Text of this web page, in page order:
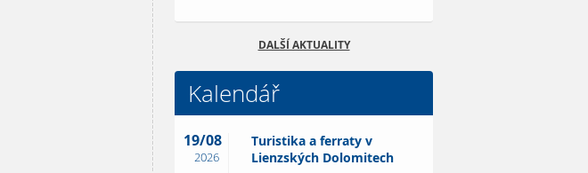
DALŠÍ AKTUALITY
Kalendář
19/08
2026
Turistika a ferraty v
Lienzských Dolomitech